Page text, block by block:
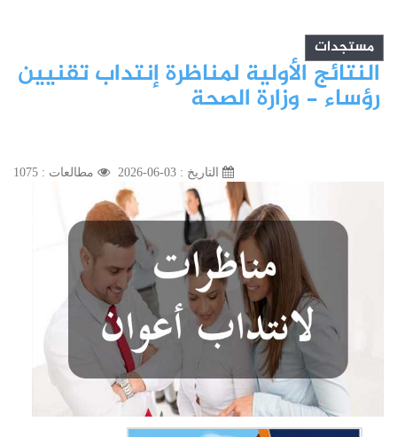
مستجدات
النتائج الأولية لمناظرة إنتداب تقنيين
رؤساء - وزارة الصحة
التاريخ : 03-06-2026 مطالعات : 1075